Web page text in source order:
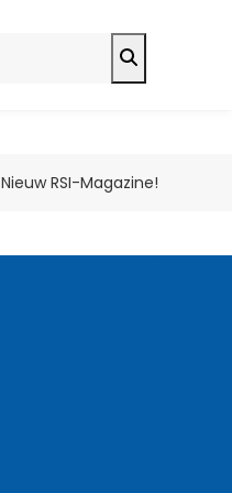
Nieuw RSI-Magazine!